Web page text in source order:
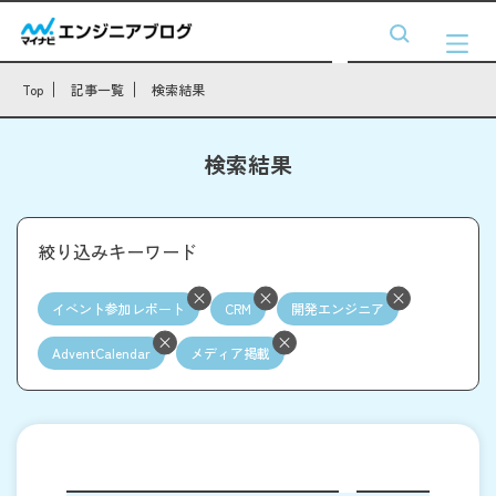
Top 記事一覧 検索結果
検索結果
絞り込みキーワード
イベント参加レポート CRM 開発エンジニア
AdventCalendar メディア掲載